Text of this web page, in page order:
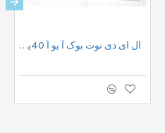
ال ای دی نوت بوک آ یو اُ 40پین |LED 15.6" HD 40pin